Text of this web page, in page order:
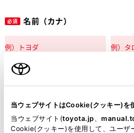
当ウェブサイトはCookie(クッキー)を
当ウェブサイト(toyota.jp
Cookie(クッキー)を使用して、ユーザ
必須 名前（カナ）
郵便番号